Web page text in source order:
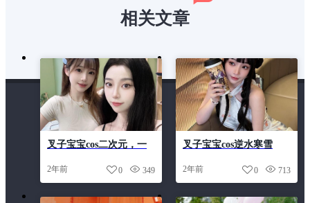
相关文章
叉子宝宝cos二次元，一
吧
2年前 349
0
叉子宝宝cos逆水寒雪
集
2年前 713
0